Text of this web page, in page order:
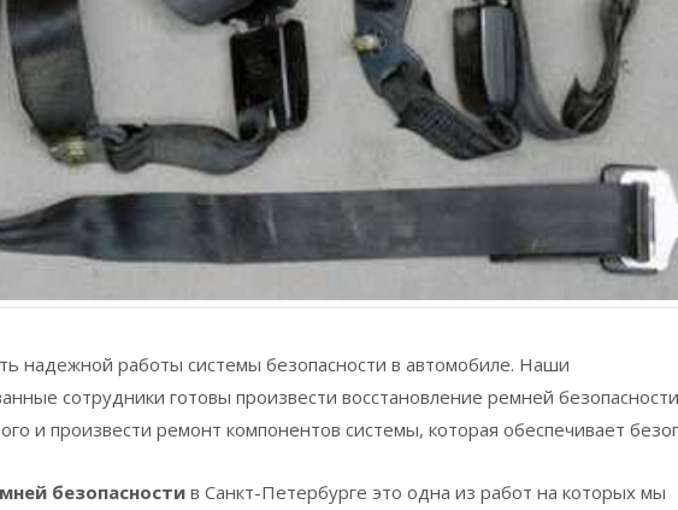
надежной работы системы безопасности в автомобиле. Наши
сотрудники готовы произвести восстановление ремней
и произвести ремонт компонентов системы, которая обеспечивает
безопасности в Санкт-Петербурге это одна из работ на которых мы